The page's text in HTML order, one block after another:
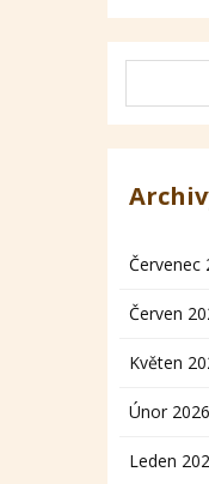
Červenec
Červen
Květen
Únor 2026
Leden